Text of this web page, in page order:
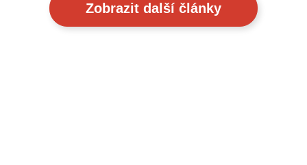
Zobrazit další články